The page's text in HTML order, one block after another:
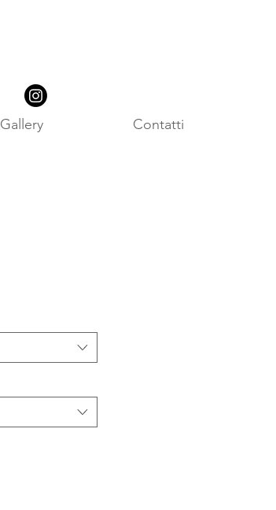
Gallery Contatti